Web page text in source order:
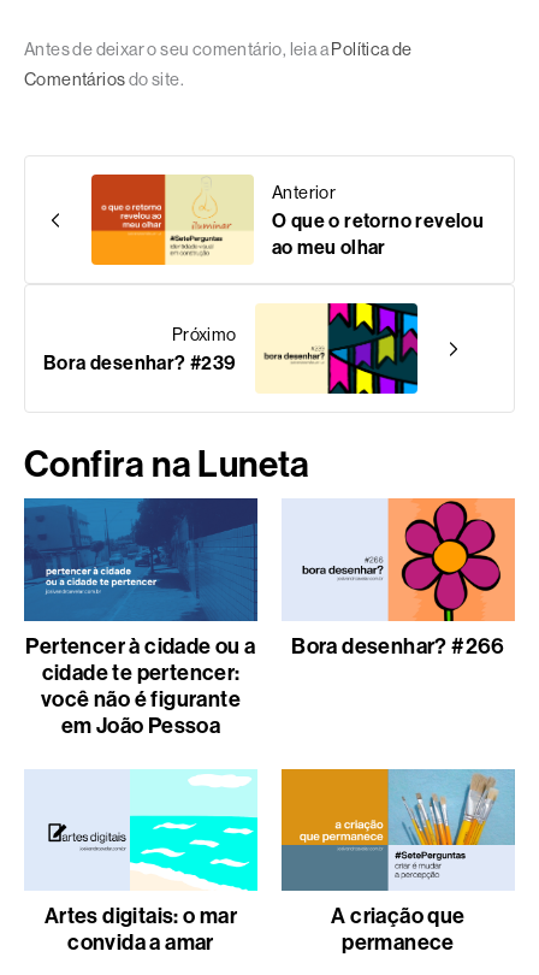
Antes de deixar o seu comentário, leia a Política de
Comentáriosdo site.
Anterior
O que o retorno revelou
ao meu olhar
Próximo
Bora desenhar? #239
Confira na Luneta
Pertencer à cidade ou a
cidade te pertencer:
você não é figurante
em João Pessoa
Bora desenhar? #266
Artes digitais: o mar
convida a amar
A criação que
permanece